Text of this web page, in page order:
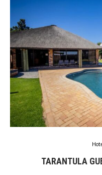
TARANTULA